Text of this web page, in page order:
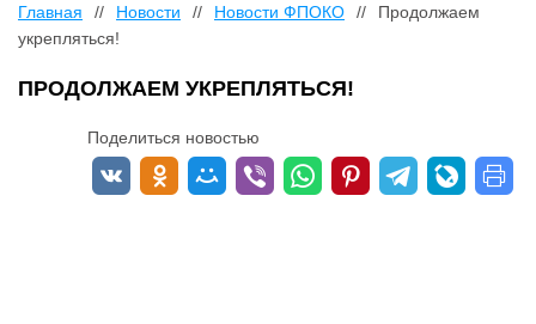
Главная // Новости // Новости ФПОКО //
Продолжаем
укрепляться!
ПРОДОЛЖАЕМ УКРЕПЛЯТЬСЯ!
Поделиться новостью